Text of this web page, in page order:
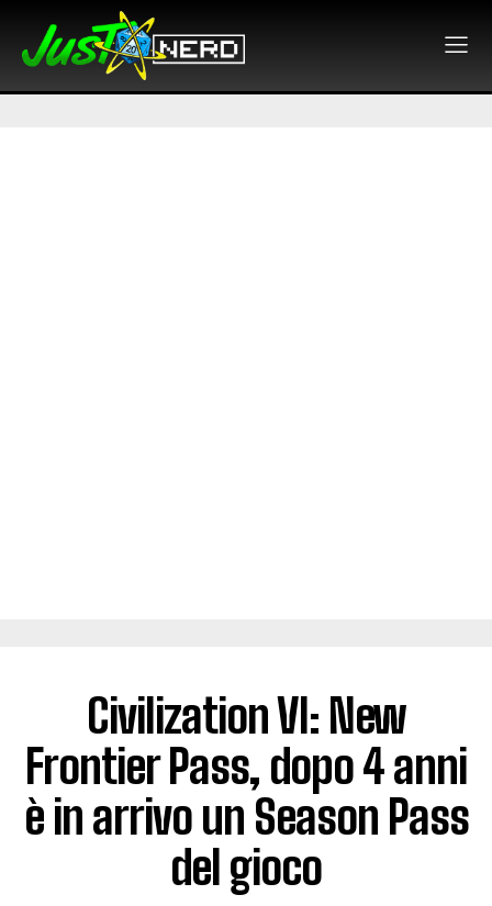
Civilization VI: New
Frontier Pass, dopo 4 anni
è in arrivo un Season Pass
del gioco